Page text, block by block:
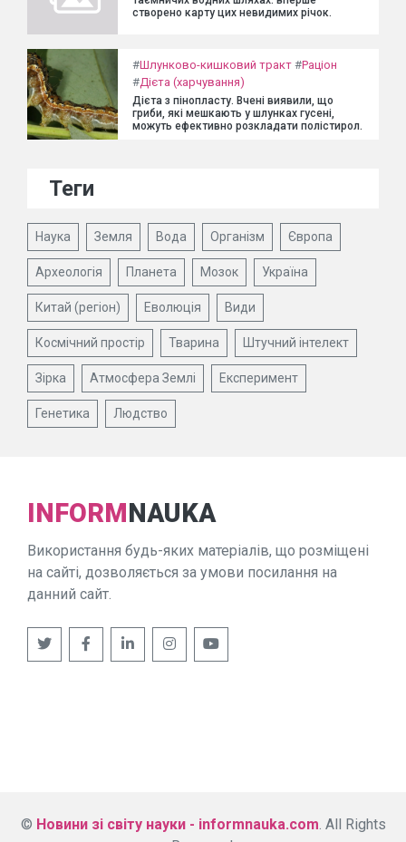
створено карту цих невидимих річок.
#Шлунково-кишковий тракт #Раціон
#Дієта (харчування)
Дієта з пінопласту. Вчені виявили, що
гриби, які мешкають у шлунках гусені,
можуть ефективно розкладати полістирол.
Теги
Наука Земля Вода Організм Європа
Археологія Планета Мозок Україна
Китай (регіон) Еволюція Види
Космічний простір Тварина Штучний інтелект
Зірка Атмосфера Землі Експеримент
Генетика Людство
INFORMNAUKA
Використання будь-яких матеріалів, що розміщені
на сайті, дозволяється за умови посилання на
данний сайт.
© Новини зі світу науки - informnauka.com. All Rights